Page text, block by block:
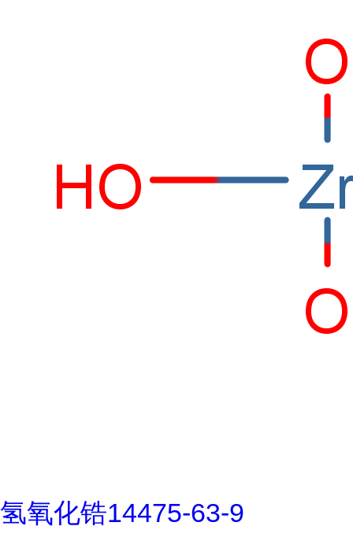
氢氧化锆14475-63-9